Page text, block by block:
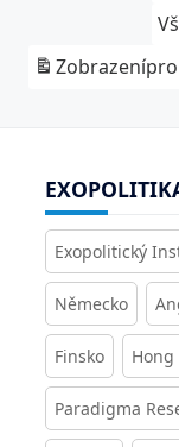
Zobrazení
Exopolitický
Německo
Finsko Hong
Paradigma